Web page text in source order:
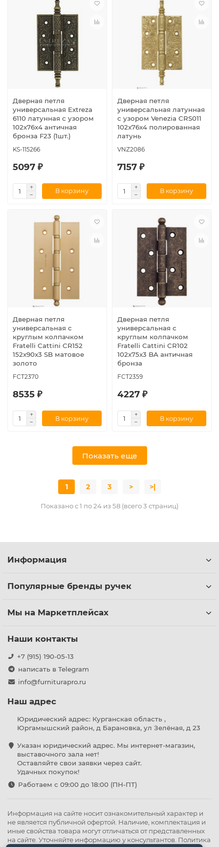
Дверная петля
универсальная Extreza
6110 латунная с узором
102x76x4 античная
бронза F23 (1шт.)
KS-115266
5097 ₽
В корзину
Дверная петля
универсальная латунная
с узором Venezia CRS011
102x76x4 полированная
латунь
VNZ2086
7157 ₽
В корзину
Дверная петля
универсальная с
круглым колпачком
Fratelli Cattini CR152
152x90x3 SB матовое
золото
FCT2370
8535 ₽
В корзину
Дверная петля
универсальная с
круглым колпачком
Fratelli Cattini CR102
102x75x3 BA античная
бронза
FCT2359
4227 ₽
В корзину
Показать еще
1 2 3 > >|
Показано с 1 по 24 из 58 (всего 3 страниц)
Информация
Популярные бренды ручек
Мы на Маркетплейсах
Наши контакты
+7 (915) 190-05-13
написать в Telegram
info@furniturapro.ru
Наш адрес
Юридический адрес: Курганская область ,
Юргамышский район, д Барановка, ул Зелёная, д 23
Указан юридический адрес. Мы интернет-магазин,
выставочного зала нет!
Оставляйте свои заявки через сайт.
Удачных покупок!
Работаем с 09:00 до 18:00 (ПН-ПТ)
Информация на сайте носит ознакомительный характер и
не является публичной офертой. Наличие, комплектация и
иные свойства товара могут отличаться от представленных
на сайте. Уточняйте информацию у консультантов. Политика